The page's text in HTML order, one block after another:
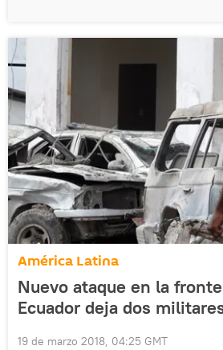
América Latina
Nuevo ataque en la
Ecuador deja dos
19 de marzo 2018, 04:25 GMT